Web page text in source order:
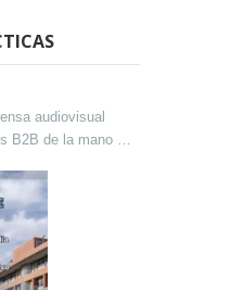
audiovisual
B2B de la mano de